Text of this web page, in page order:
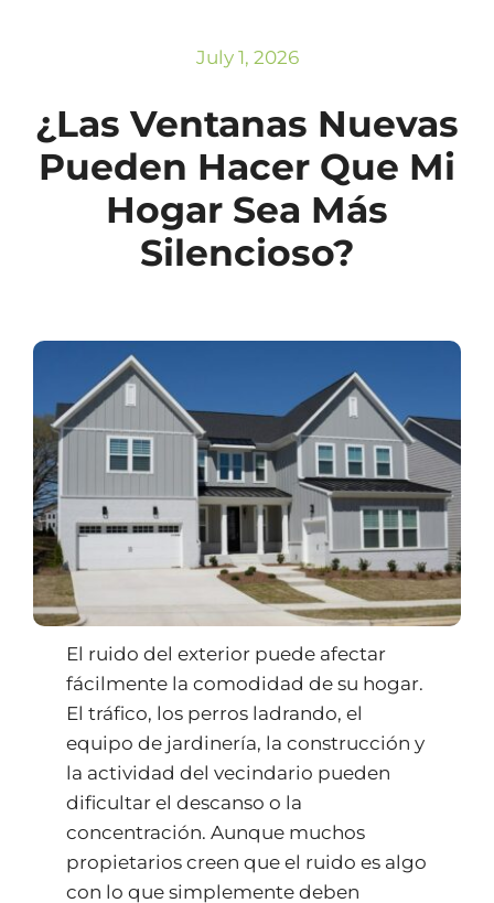
July 1, 2026
¿Las Ventanas Nuevas
Pueden Hacer Que Mi
Hogar Sea Más
Silencioso?
El ruido del exterior puede afectar
fácilmente la comodidad de su hogar.
El tráfico, los perros ladrando, el
equipo de jardinería, la construcción y
la actividad del vecindario pueden
dificultar el descanso o la
concentración. Aunque muchos
propietarios creen que el ruido es algo
con lo que simplemente deben